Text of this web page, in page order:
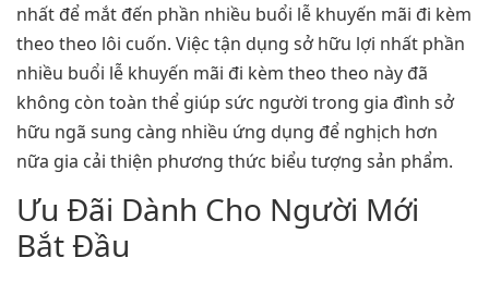
nhất để mắt đến phần nhiều buổi lễ khuyến mãi đi kèm
theo theo lôi cuốn. Việc tận dụng sở hữu lợi nhất phần
nhiều buổi lễ khuyến mãi đi kèm theo theo này đã
không còn toàn thể giúp sức người trong gia đình sở
hữu ngã sung càng nhiều ứng dụng để nghịch hơn
nữa gia cải thiện phương thức biểu tượng sản phẩm.
Ưu Đãi Dành Cho Người Mới
Bắt Đầu